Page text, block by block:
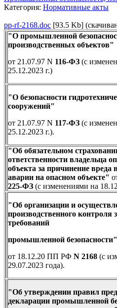
Категория: Нормативные акты
pp-rf-2168.doc [93.5 Kb]
"О промышленной
производственных объектов"
от 21.07.97 N 116-ФЗ (с
25.12.2023 г.)
"О безопасности
сооружений"
от 21.07.97 N 117-ФЗ (с
25.12.2023 г.).
"Об обязательном
ответственности владельца
объекта за причинение вреда
аварии на опасном объекте"
225-ФЗ (с изменениями на
"Об организации и
производственного контроля
требований
промышленной безопасности"
от 18.12.20 ПП РФ N 2168 (с
29.07.2023 года).
"Об утверждении правил
декларации промышленной